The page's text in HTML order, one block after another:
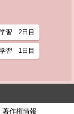
習 2日目
習 1日目
著作権情報